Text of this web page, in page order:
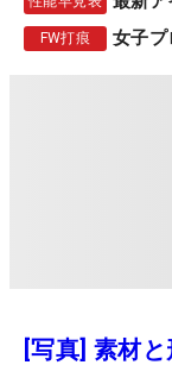
FW打痕 女子プ
[写真] 素材